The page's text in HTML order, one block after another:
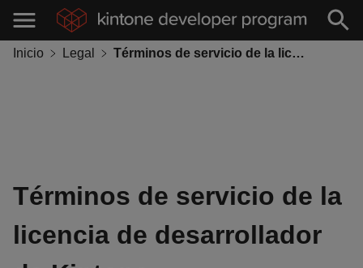
Inicio Legal Términos de servicio de la licencia de desarrollador de Kintone
Términos de servicio de la
licencia de desarrollador